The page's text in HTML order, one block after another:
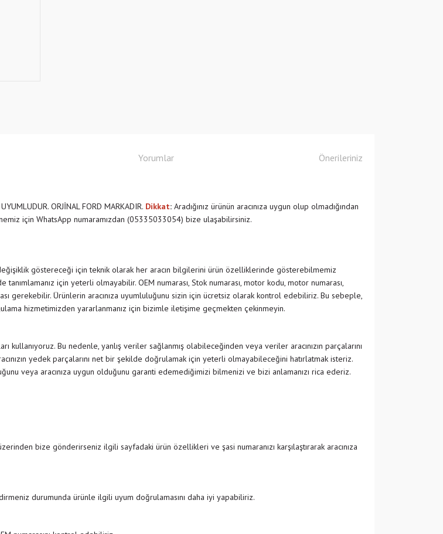
Yorumlar Önerileriniz
ORJİNAL FORD MARKADIR. Dikkat: Aradığınız ürünün aracınıza uygun olup olmadığından
için WhatsApp numaramızdan (05335033054) bize ulaşabilirsiniz.
göstereceği için teknik olarak her aracın bilgilerini ürün özelliklerinde gösterebilmemiz
için yeterli olmayabilir. OEM numarası, Stok numarası, motor kodu, motor numarası,
gerekebilir. Ürünlerin aracınıza uyumluluğunu sizin için ücretsiz olarak kontrol edebiliriz. Bu sebeple,
hizmetimizden yararlanmanız için bizimle iletişime geçmekten çekinmeyin.
Bu nedenle, yanlış veriler sağlanmış olabileceğinden veya veriler aracınızın parçalarını
yedek parçalarını net bir şekilde doğrulamak için yeterli olmayabileceğini hatırlatmak isteriz.
veya aracınıza uygun olduğunu garanti edemediğimizi bilmenizi ve bizi anlamanızı rica ederiz.
üzerinden bize gönderirseniz ilgili sayfadaki ürün özellikleri ve şasi numaranızı karşılaştırarak aracınıza
durumunda ürünle ilgili uyum doğrulamasını daha iyi yapabiliriz.